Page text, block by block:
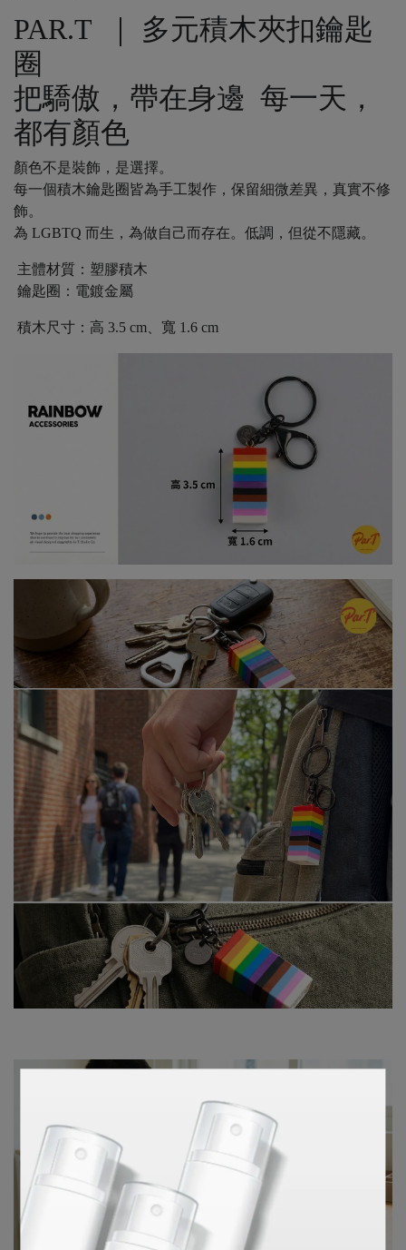
PAR.T ｜ 多元積木夾扣鑰匙
圈
把驕傲，帶在身邊 每一天，
都有顏色
顏色不是裝飾，是選擇。
每一個積木鑰匙圈皆為手工製作，保留細微差異，真實不修
飾。
為 LGBTQ 而生，為做自己而存在。低調，但從不隱藏。
主體材質：塑膠積木
鑰匙圈：電鍍金屬
積木尺寸：高 3.5 cm、寬 1.6 cm